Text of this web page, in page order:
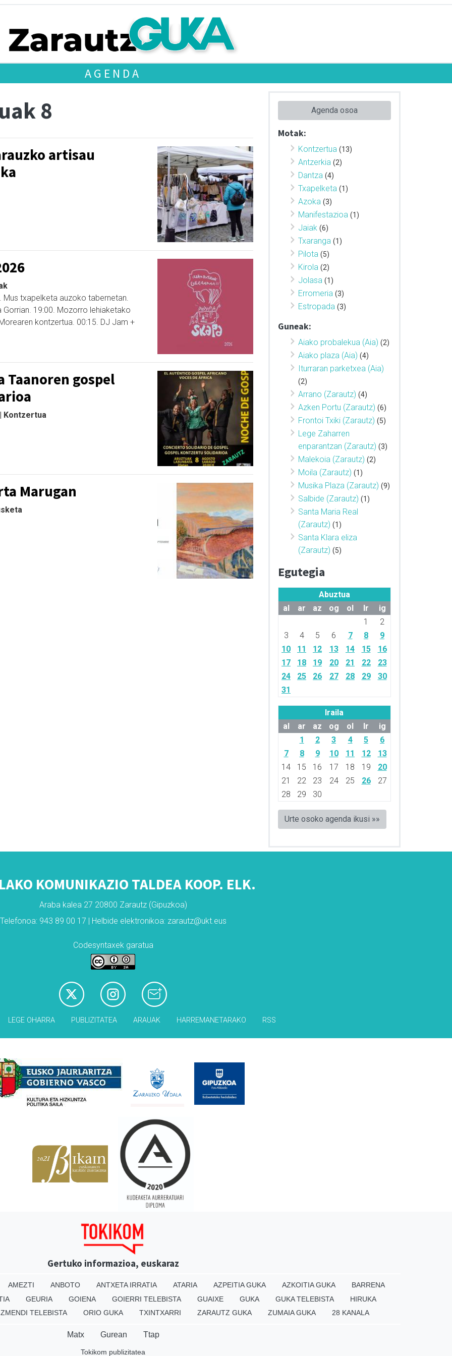
AGENDA
8
artisau
Mus txapelketa auzoko tabernetan.
Gorrian. 19:00. Mozorro lehiaketako
kontzertua. 00:15. DJ Jam +
Taanoren gospel
Kontzertua
Marugan
Agenda osoa
Motak:
Kontzertua (13)
Antzerkia (2)
Dantza (4)
Txapelketa (1)
Azoka (3)
Manifestazioa (1)
Jaiak (6)
Txaranga (1)
Pilota (5)
Kirola (2)
Jolasa (1)
Erromeria (3)
Estropada (3)
Guneak:
Aiako probalekua (Aia) (2)
Aiako plaza (Aia) (4)
Iturraran parketxea (Aia)
(2)
Arrano (Zarautz) (4)
Azken Portu (Zarautz) (6)
Frontoi Txiki (Zarautz) (5)
Lege Zaharren
enparantzan (Zarautz) (3)
Malekoia (Zarautz) (2)
Moila (Zarautz) (1)
Musika Plaza (Zarautz) (9)
Salbide (Zarautz) (1)
Santa Maria Real
(Zarautz) (1)
Santa Klara eliza
(Zarautz) (5)
Egutegia
Abuztua
al
ar az og ol lr
ig
1
2
3
4 5 6 7 8
9
10
11 12 13 14 15
16
17
18 19 20 21 22
23
24
25 26 27 28 29
30
31
Iraila
al
ar az og ol lr
ig
1
2 3 4 5
6
7
8 9 10 11 12
13
14
15 16 17 18 19
20
21
22 23 24 25 26
27
28
29 30
Urte osoko agenda ikusi »»
KOMUNIKAZIO TALDEA KOOP. ELK.
Araba kalea 27 20800 Zarautz (Gipuzkoa)
Telefonoa: 943 89 00 17 | Helbide elektronikoa: zarautz@ukt.eus
Codesyntaxek garatua
LEGE OHARRA PUBLIZITATEA ARAUAK HARREMANETARAKO RSS
Gertuko informazioa, euskaraz
AMEZTI ANBOTO ANTXETA IRRATIA ATARIA AZPEITIA GUKA AZKOITIA GUKA
BARRENA
GEURIA GOIENA GOIERRI TELEBISTA GUAIXE GUKA GUKA TELEBISTA
HIRUKA
TELEBISTA
ORIO GUKA TXINTXARRI ZARAUTZ GUKA ZUMAIA GUKA 28 KANALA
Matx Gurean Ttap
Tokikom publizitatea